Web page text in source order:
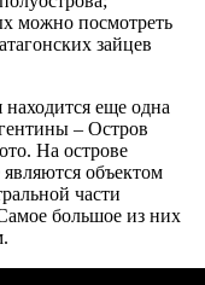
можно посмотреть
зайцев
еще одна
– Остров
На острове
объектом
части
большое из них